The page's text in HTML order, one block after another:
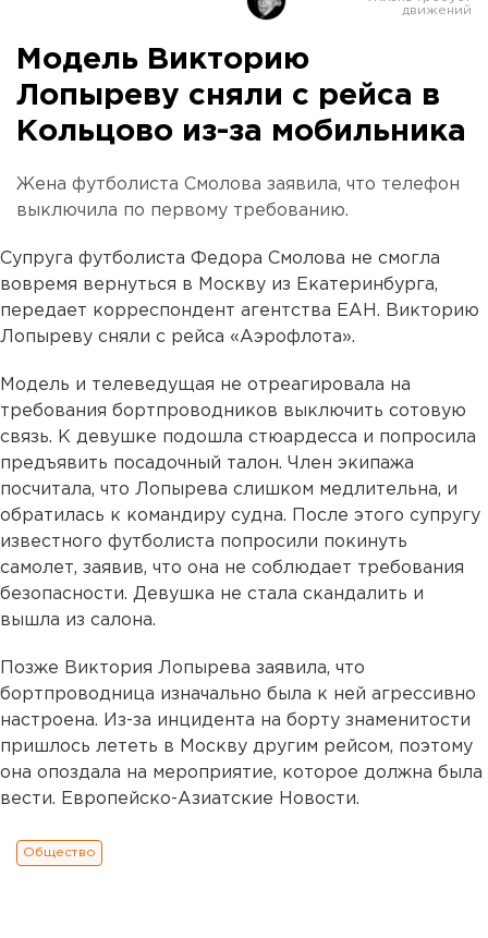
Модель Викторию
Лопыреву сняли с рейса в
Кольцово из-за мобильника
Жена футболиста Смолова заявила, что телефон
выключила по первому требованию.
Супруга футболиста Федора Смолова не смогла
вовремя вернуться в Москву из Екатеринбурга,
передает корреспондент агентства ЕАН. Викторию
Лопыреву сняли с рейса «Аэрофлота».
Модель и телеведущая не отреагировала на
требования бортпроводников выключить сотовую
связь. К девушке подошла стюардесса и попросила
предъявить посадочный талон. Член экипажа
посчитала, что Лопырева слишком медлительна, и
обратилась к командиру судна. После этого супругу
известного футболиста попросили покинуть
самолет, заявив, что она не соблюдает требования
безопасности. Девушка не стала скандалить и
вышла из салона.
Позже Виктория Лопырева заявила, что
бортпроводница изначально была к ней агрессивно
настроена. Из-за инцидента на борту знаменитости
пришлось лететь в Москву другим рейсом, поэтому
она опоздала на мероприятие, которое должна была
вести. Европейско-Азиатские Новости.
Общество